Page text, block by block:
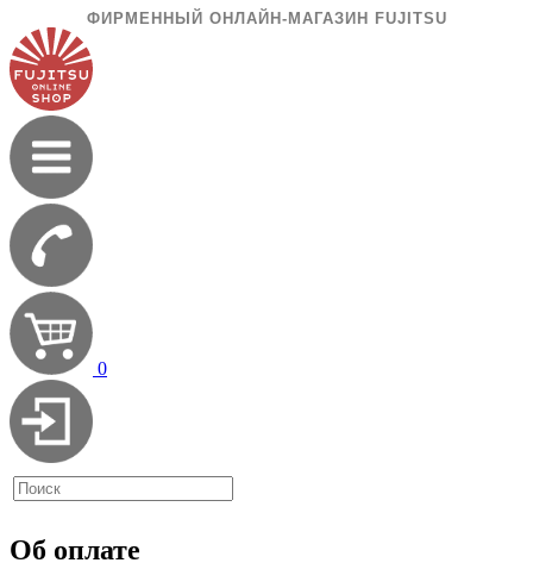
ФИРМЕННЫЙ ОНЛАЙН-МАГАЗИН FUJITSU
0
Об оплате